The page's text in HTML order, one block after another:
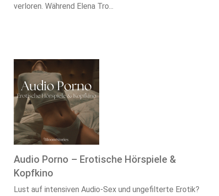
verloren. Während Elena Tro...
Audio Porno – Erotische Hörspiele &
Kopfkino
Lust auf intensiven Audio-Sex und ungefilterte Erotik?